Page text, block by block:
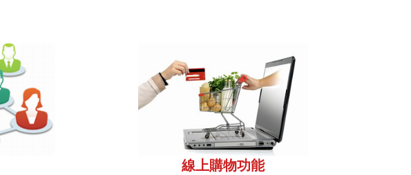
線上購物功能